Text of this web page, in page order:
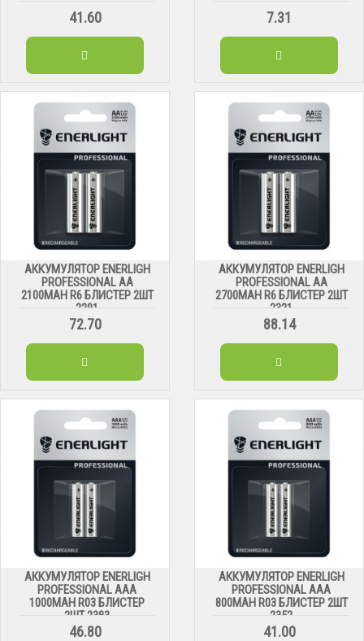
41.60 7.31
АККУМУЛЯТОР ENERLIGH
PROFESSIONAL AA
2100MAH R6 БЛИСТЕР 2ШТ
2291
72.70
АККУМУЛЯТОР ENERLIGH
PROFESSIONAL AA
2700MAH R6 БЛИСТЕР 2ШТ
2321
88.14
АККУМУЛЯТОР ENERLIGH
PROFESSIONAL AAA
1000MAH R03 БЛИСТЕР
2ШТ 2383
46.80
АККУМУЛЯТОР ENERLIGH
PROFESSIONAL AAA
800MAH R03 БЛИСТЕР 2ШТ
2352
41.00